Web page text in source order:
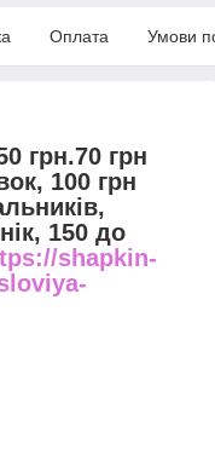
Оплата Умови
грн.70 грн
100 грн
150 до
shapkin-